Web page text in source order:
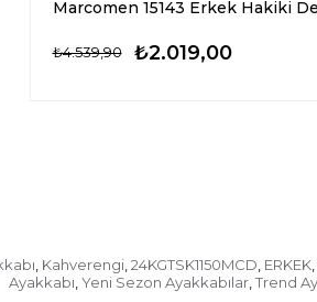
₺2.019,00
₺4.539,90
, Kahverengi, 24KGTSK1150MCD, ERKEK,
Ayakkabı, Yeni Sezon Ayakkabılar, Trend